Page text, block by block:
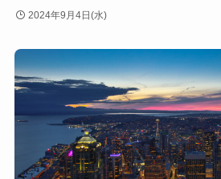
2024年9月4日(水)